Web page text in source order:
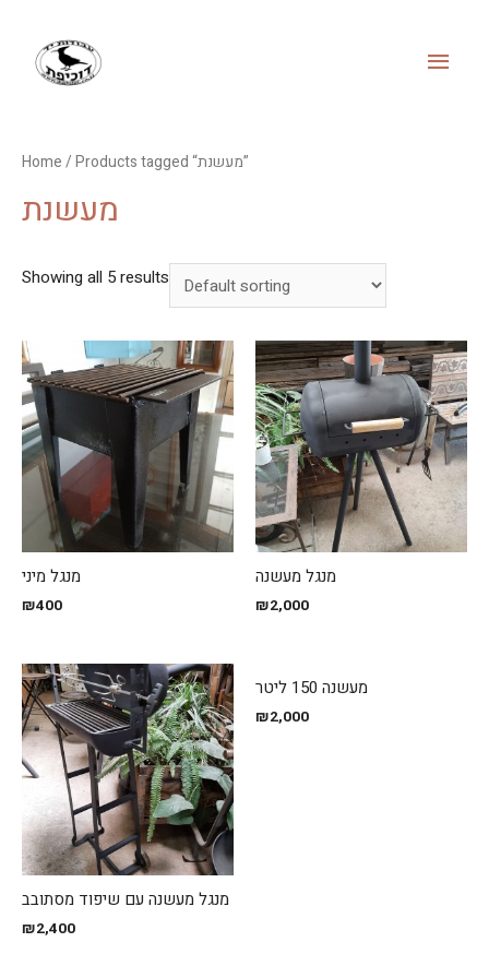
Home / Products tagged “מעשנת”
מעשנת
Showing all 5 results
מנגל מיני
₪400
מנגל מעשנה
₪2,000
מנגל מעשנה עם שיפוד מסתובב
₪2,400
מעשנה 150 ליטר
₪2,000